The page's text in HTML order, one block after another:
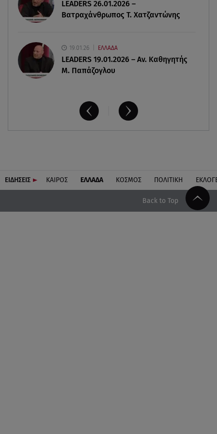
LEADERS 26.01.2026 –
Βατραχάνθρωπος Τ. Χατζαντώνης
19.01.26 ΕΛΛΑΔΑ
LEADERS 19.01.2026 – Αν. Καθηγητής
Μ. Παπάζογλου
ΕΙΔΗΣΕΙΣ ΚΑΙΡΟΣ ΕΛΛΑΔΑ ΚΟΣΜΟΣ ΠΟΛΙΤΙΚΗ
Back to Top